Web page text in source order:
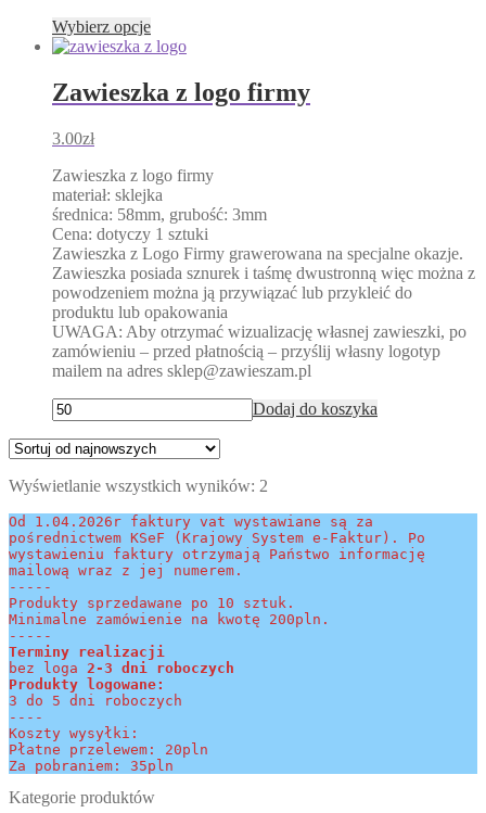
Wybierz opcjeTen
produkt
wariantów.
na
stronie
produktu
Zawieszka z logo firmy
3.00zł
Zawieszka z logo firmy
materiał: sklejka
średnica: 58mm, grubość: 3mm
Cena: dotyczy 1 sztuki
Zawieszka z Logo Firmy grawerowana na specjalne okazje.
Zawieszka posiada sznurek i taśmę dwustronną więc można z
powodzeniem można ją przywiązać lub przykleić do
produktu lub opakowania
UWAGA: Aby otrzymać wizualizację własnej zawieszki, po
zamówieniu – przed płatnością – przyślij własny logotyp
mailem na adres sklep@zawieszam.pl
Dodaj do koszyka
Wyświetlanie wszystkich wyników: 2
najnowszych
Od 1.04.2026r faktury vat wystawiane są za
pośrednictwem KSeF (Krajowy System e-Faktur). Po
wystawieniu faktury otrzymają Państwo informację
mailową wraz z jej numerem.
-----
Produkty sprzedawane po 10 sztuk.
Minimalne zamówienie na kwotę 200pln.
-----
Terminy realizacji
bez loga 2-3 dni roboczych
Produkty logowane:
3 do 5 dni roboczych
----
Koszty wysyłki:
Płatne przelewem: 20pln
Za pobraniem: 35pln
Kategorie produktów